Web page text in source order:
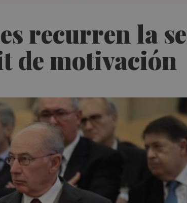
recurren la
de motivación